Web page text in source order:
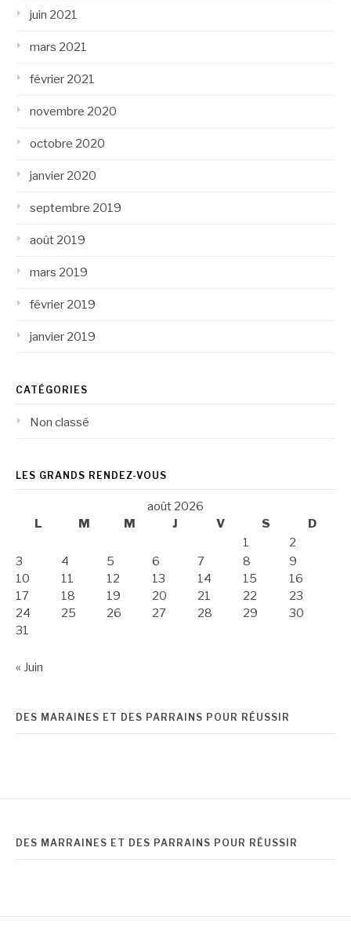
juin 2021
mars 2021
février 2021
novembre 2020
octobre 2020
janvier 2020
septembre 2019
août 2019
mars 2019
février 2019
janvier 2019
CATÉGORIES
Non classé
LES GRANDS RENDEZ-VOUS
août 2026
L
M M J V S
D
1
2
3
4 5 6 7 8
9
10
11 12 13 14 15
16
17
18 19 20 21 22
23
24
25 26 27 28 29
30
31
« Juin
DES MARAINES ET DES PARRAINS POUR RÉUSSIR
DES MARRAINES ET DES PARRAINS POUR RÉUSSIR